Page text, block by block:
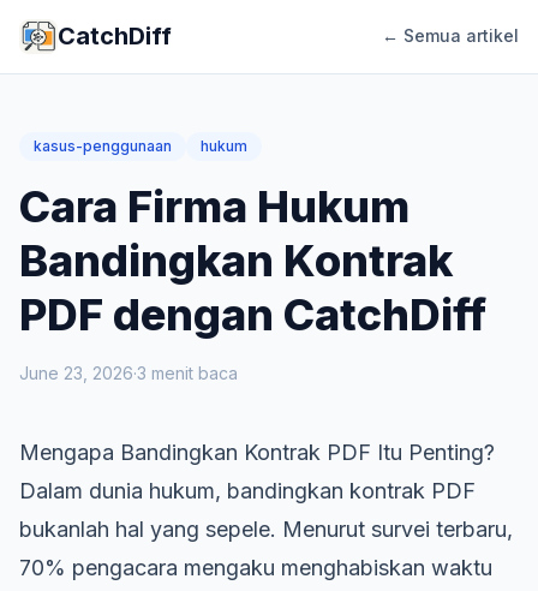
CatchDiff ← Semua artikel
kasus-penggunaan hukum
Cara Firma Hukum
Bandingkan Kontrak
PDF dengan CatchDiff
June 23, 2026·3 menit baca
Mengapa Bandingkan Kontrak PDF Itu Penting?
Dalam dunia hukum, bandingkan kontrak PDF
bukanlah hal yang sepele. Menurut survei terbaru,
70% pengacara mengaku menghabiskan waktu